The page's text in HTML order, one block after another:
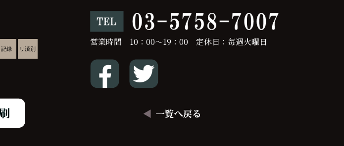
記録 リ済別
営業時間 10：00～19：00 定休日：毎週火曜日